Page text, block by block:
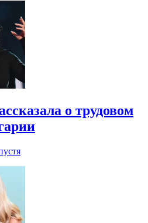
о трудовом